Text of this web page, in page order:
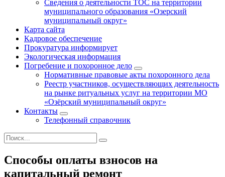
Сведения о деятельности ТОС на территории
муниципального образования «Озерский
муниципальный округ»
Карта сайта
Кадровое обеспечение
Прокуратура информирует
Экологическая информация
Погребение и похоронное дело
Нормативные правовые акты похоронного дела
Реестр участников, осуществляющих деятельность
на рынке ритуальных услуг на территории МО
«Озёрский муниципальный округ»
Контакты
Телефонный справочник
Способы оплаты взносов на
капитальный ремонт